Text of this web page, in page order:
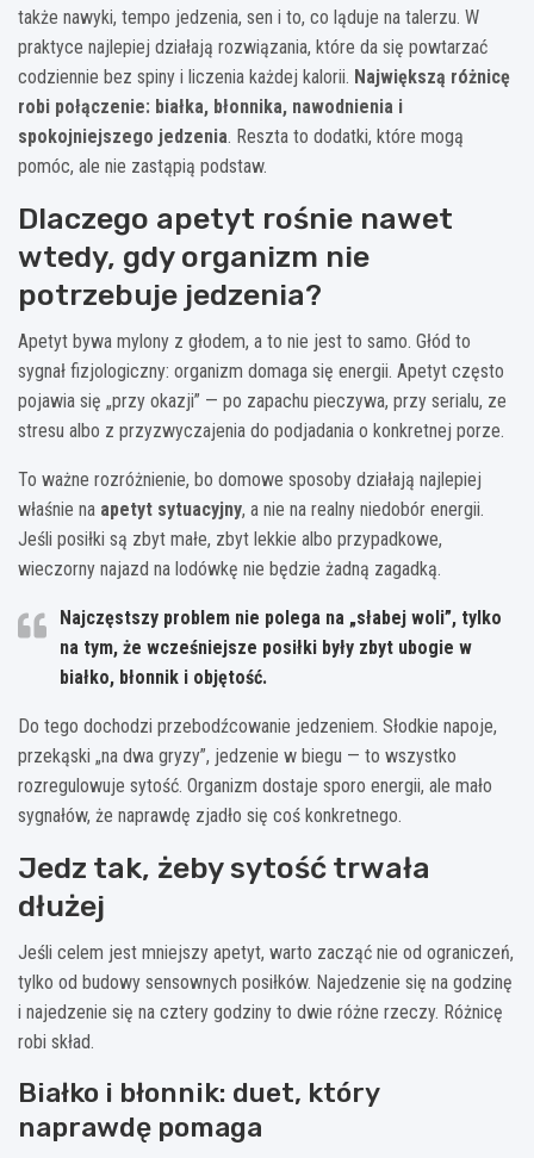
także nawyki, tempo jedzenia, sen i to, co ląduje na talerzu. W
praktyce najlepiej działają rozwiązania, które da się powtarzać
codziennie bez spiny i liczenia każdej kalorii. Największą różnicę
robi połączenie: białka, błonnika, nawodnienia i
spokojniejszego jedzenia. Reszta to dodatki, które mogą
pomóc, ale nie zastąpią podstaw.
Dlaczego apetyt rośnie nawet
wtedy, gdy organizm nie
potrzebuje jedzenia?
Apetyt bywa mylony z głodem, a to nie jest to samo. Głód to
sygnał fizjologiczny: organizm domaga się energii. Apetyt często
pojawia się „przy okazji” — po zapachu pieczywa, przy serialu, ze
stresu albo z przyzwyczajenia do podjadania o konkretnej porze.
To ważne rozróżnienie, bo domowe sposoby działają najlepiej
właśnie na apetyt sytuacyjny, a nie na realny niedobór energii.
Jeśli posiłki są zbyt małe, zbyt lekkie albo przypadkowe,
wieczorny najazd na lodówkę nie będzie żadną zagadką.
Najczęstszy problem nie polega na „słabej woli”, tylko
na tym, że wcześniejsze posiłki były zbyt ubogie w
białko, błonnik i objętość.
Do tego dochodzi przebodźcowanie jedzeniem. Słodkie napoje,
przekąski „na dwa gryzy”, jedzenie w biegu — to wszystko
rozregulowuje sytość. Organizm dostaje sporo energii, ale mało
sygnałów, że naprawdę zjadło się coś konkretnego.
Jedz tak, żeby sytość trwała
dłużej
Jeśli celem jest mniejszy apetyt, warto zacząć nie od ograniczeń,
tylko od budowy sensownych posiłków. Najedzenie się na godzinę
i najedzenie się na cztery godziny to dwie różne rzeczy. Różnicę
robi skład.
Białko i błonnik: duet, który
naprawdę pomaga